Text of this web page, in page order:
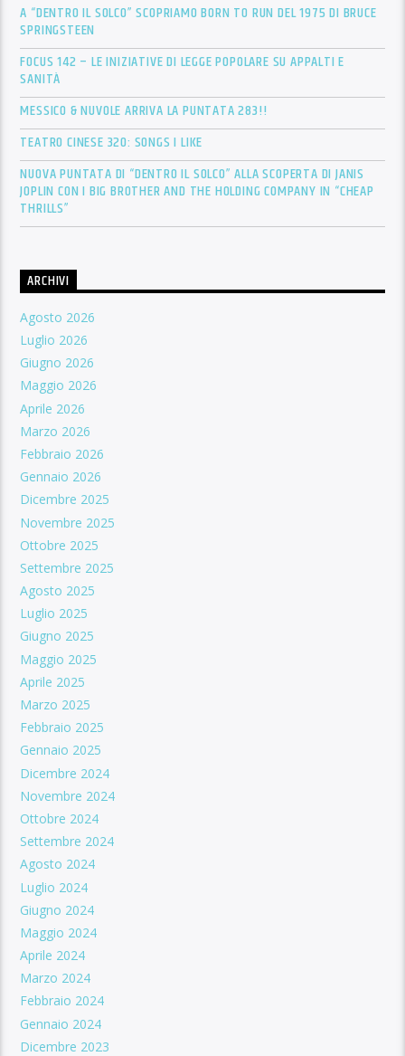
A “DENTRO IL SOLCO” SCOPRIAMO BORN TO RUN DEL 1975 DI BRUCE
SPRINGSTEEN
FOCUS 142 – LE INIZIATIVE DI LEGGE POPOLARE SU APPALTI E
SANITÀ
MESSICO & NUVOLE ARRIVA LA PUNTATA 283!!
TEATRO CINESE 320: SONGS I LIKE
NUOVA PUNTATA DI “DENTRO IL SOLCO” ALLA SCOPERTA DI JANIS
JOPLIN CON I BIG BROTHER AND THE HOLDING COMPANY IN “CHEAP
THRILLS”
ARCHIVI
Agosto 2026
Luglio 2026
Giugno 2026
Maggio 2026
Aprile 2026
Marzo 2026
Febbraio 2026
Gennaio 2026
Dicembre 2025
Novembre 2025
Ottobre 2025
Settembre 2025
Agosto 2025
Luglio 2025
Giugno 2025
Maggio 2025
Aprile 2025
Marzo 2025
Febbraio 2025
Gennaio 2025
Dicembre 2024
Novembre 2024
Ottobre 2024
Settembre 2024
Agosto 2024
Luglio 2024
Giugno 2024
Maggio 2024
Aprile 2024
Marzo 2024
Febbraio 2024
Gennaio 2024
Dicembre 2023